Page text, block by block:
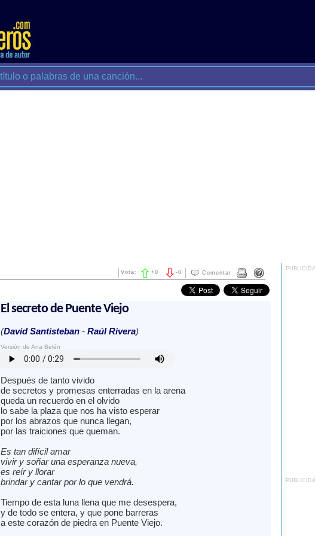
Comentar
-0
Vota: +0
El secreto de Puente Viejo
(David Santisteban- Raúl Rivera)
Versión de Ana Belén
Después de tanto vivido
de secretos y promesas enterradas en la arena
queda un recuerdo en el olvido
lo sabe la plaza que nos ha visto esperar
por los abrazos que nunca llegan,
por las traiciones que queman.
Es tan difícil amar
vivir y soñar una esperanza nueva,
es reír y llorar
brindar y cantar por lo que vendrá.
Tiempo de esta luna llena que me desespera,
y de todo se entera, y que pone barreras
a este corazón de piedra en Puente Viejo.